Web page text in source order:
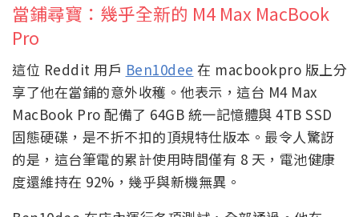
當鋪尋寶：幾乎全新的 M4 Max MacBook
Pro
這位 Reddit 用戶 Ben10dee 在 macbookpro 版上分
享了他在當鋪的意外收穫。他表示，這台 M4 Max
MacBook Pro 配備了 64GB 統一記憶體與 4TB SSD
固態硬碟，是不折不扣的頂規特仕版本。最令人驚訝
的是，這台筆電的累計使用時間僅有 8 天，電池健康
度還維持在 92%，幾乎與新機無異。